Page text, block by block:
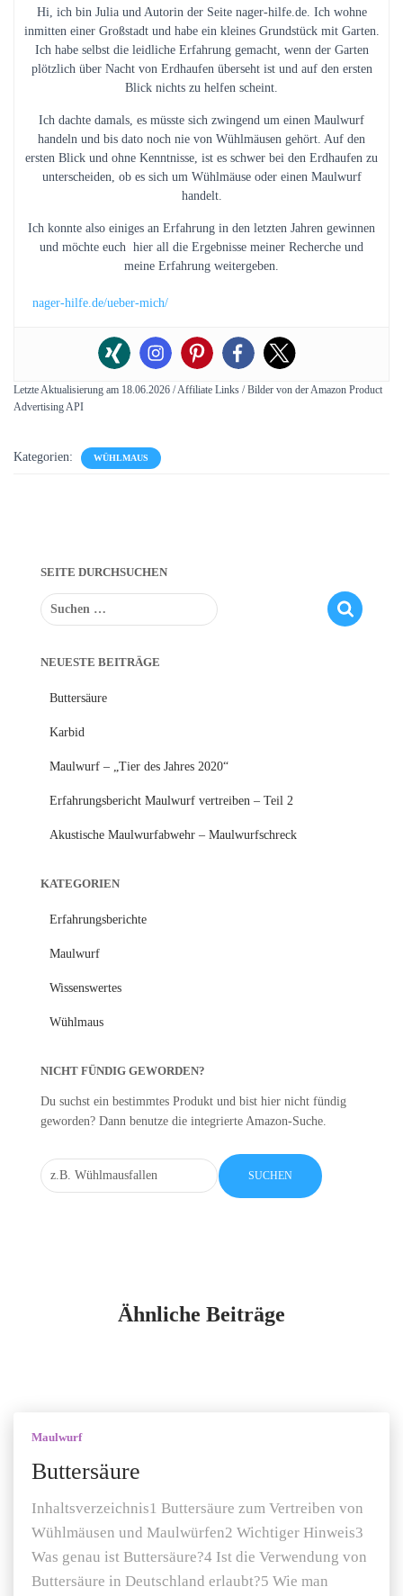
Hi, ich bin Julia und Autorin der Seite nager-hilfe.de. Ich wohne
inmitten einer Großstadt und habe ein kleines Grundstück mit Garten.
Ich habe selbst die leidliche Erfahrung gemacht, wenn der Garten
plötzlich über Nacht von Erdhaufen überseht ist und auf den ersten
Blick nichts zu helfen scheint.
Ich dachte damals, es müsste sich zwingend um einen Maulwurf
handeln und bis dato noch nie von Wühlmäusen gehört. Auf den
ersten Blick und ohne Kenntnisse, ist es schwer bei den Erdhaufen zu
unterscheiden, ob es sich um Wühlmäuse oder einen Maulwurf
handelt.
Ich konnte also einiges an Erfahrung in den letzten Jahren gewinnen
und möchte euch hier all die Ergebnisse meiner Recherche und
meine Erfahrung weitergeben.
nager-hilfe.de/ueber-mich/
Letzte Aktualisierung am 18.06.2026 / Affiliate Links / Bilder von der Amazon Product
Advertising API
Kategorien: WÜHLMAUS
SEITE DURCHSUCHEN
S
h
NEUESTE BEITRÄGE
Buttersäure
Karbid
Maulwurf – „Tier des Jahres 2020“
Erfahrungsbericht Maulwurf vertreiben – Teil 2
Akustische Maulwurfabwehr – Maulwurfschreck
KATEGORIEN
Erfahrungsberichte
Maulwurf
Wissenswertes
Wühlmaus
NICHT FÜNDIG GEWORDEN?
Du suchst ein bestimmtes Produkt und bist hier nicht fündig
geworden? Dann benutze die integrierte Amazon-Suche.
Ähnliche Beiträge
Maulwurf
Buttersäure
Inhaltsverzeichnis1 Buttersäure zum Vertreiben von
Wühlmäusen und Maulwürfen2 Wichtiger Hinweis3
Was genau ist Buttersäure?4 Ist die Verwendung von
Buttersäure in Deutschland erlaubt?5 Wie man